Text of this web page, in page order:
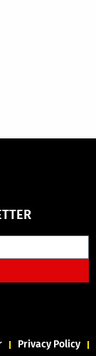
Privacy Policy